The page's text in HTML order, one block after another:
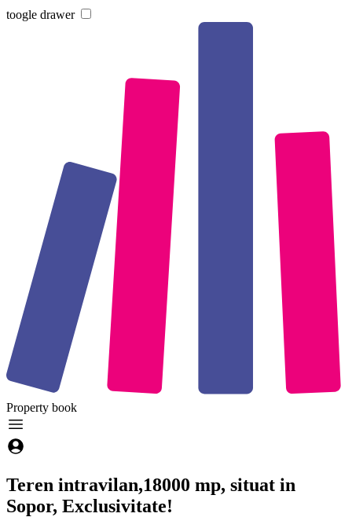
toogle drawer
Property book
Teren intravilan,18000 mp, situat in
Sopor, Exclusivitate!